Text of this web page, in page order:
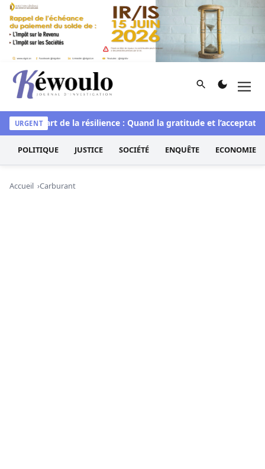
Aller au contenu
Kéwoulo, le premier site d'information et d'investigation
Rechercher
URGENTL’art de la résilience : Quand la gratitude et
POLITIQUE JUSTICE SOCIÉTÉ ENQUÊTE ECONOMIE
Accueil Carburant